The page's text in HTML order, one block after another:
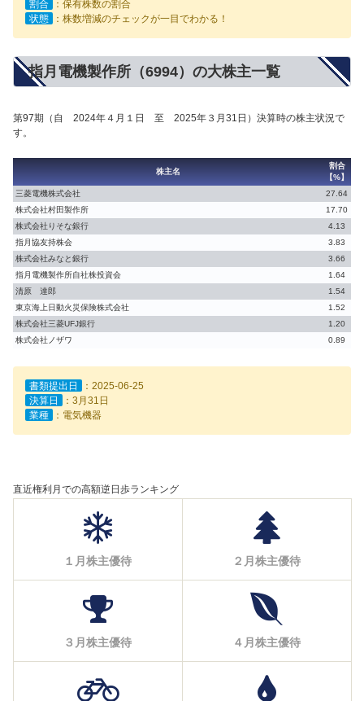
割合
：保有株数の割合
状態
：株数増減のチェックが一目でわかる！
指月電機製作所（6994）の大株主一覧
第97期（自 2024年４月１日 至 2025年３月31日）決算時の株主状況で
す。
株主名
割合
【%】
三菱電機株式会社
27.64
株式会社村田製作所
17.70
株式会社りそな銀行
4.13
指月協友持株会
3.83
株式会社みなと銀行
3.66
指月電機製作所自社株投資会
1.64
清原 達郎
1.54
東京海上日動火災保険株式会社
1.52
株式会社三菱UFJ銀行
1.20
株式会社ノザワ
0.89
書類提出日
：2025-06-25
決算日
：3月31日
業種
：電気機器
直近権利月での高額逆日歩ランキング
１月株主優待 ２月株主優待
３月株主優待 ４月株主優待